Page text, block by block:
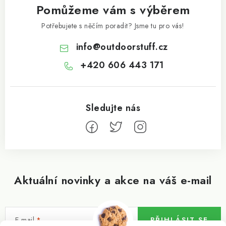
Aktuální novinky a akce na váš e-mail
E-mail PŘIHLÁSIT SE
Pomůžeme vám s výběrem
Potřebujete s něčím poradit? Jsme tu pro vás!
info@outdoorstuff.cz
+420 606 443 171